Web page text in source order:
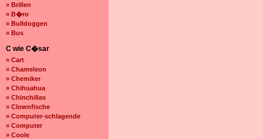
» Brillen
» B�ro
» Bulldoggen
» Bus
C wie C�sar
» Cart
» Chameleon
» Chemiker
» Chihuahua
» Chinchillas
» Clownfische
» Computer-schlagende
» Computer
» Coole